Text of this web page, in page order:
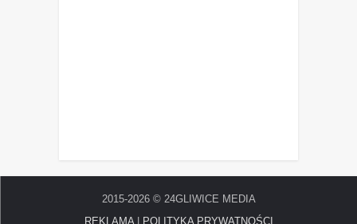
2015-2026 © 24GLIWICE MEDIA
REKLAMA| POLITYKA PRYWATNOŚCI